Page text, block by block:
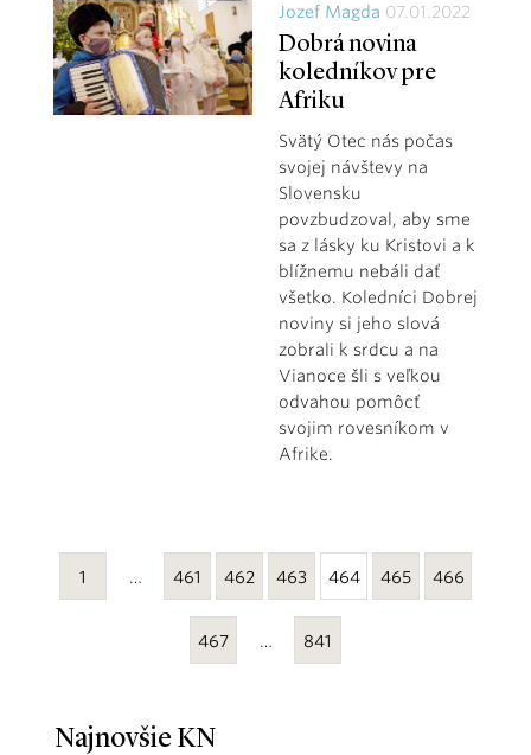
Jozef Magda 07.01.2022
Dobrá novina
koledníkov pre
Afriku
Svätý Otec nás počas
svojej návštevy na
Slovensku
povzbudzoval, aby sme
sa z lásky ku Kristovi a k
blížnemu nebáli dať
všetko. Koledníci Dobrej
noviny si jeho slová
zobrali k srdcu a na
Vianoce šli s veľkou
odvahou pomôcť
svojim rovesníkom v
Afrike.
1 … 461 462 463 464 465 466
467 … 841
Najnovšie KN